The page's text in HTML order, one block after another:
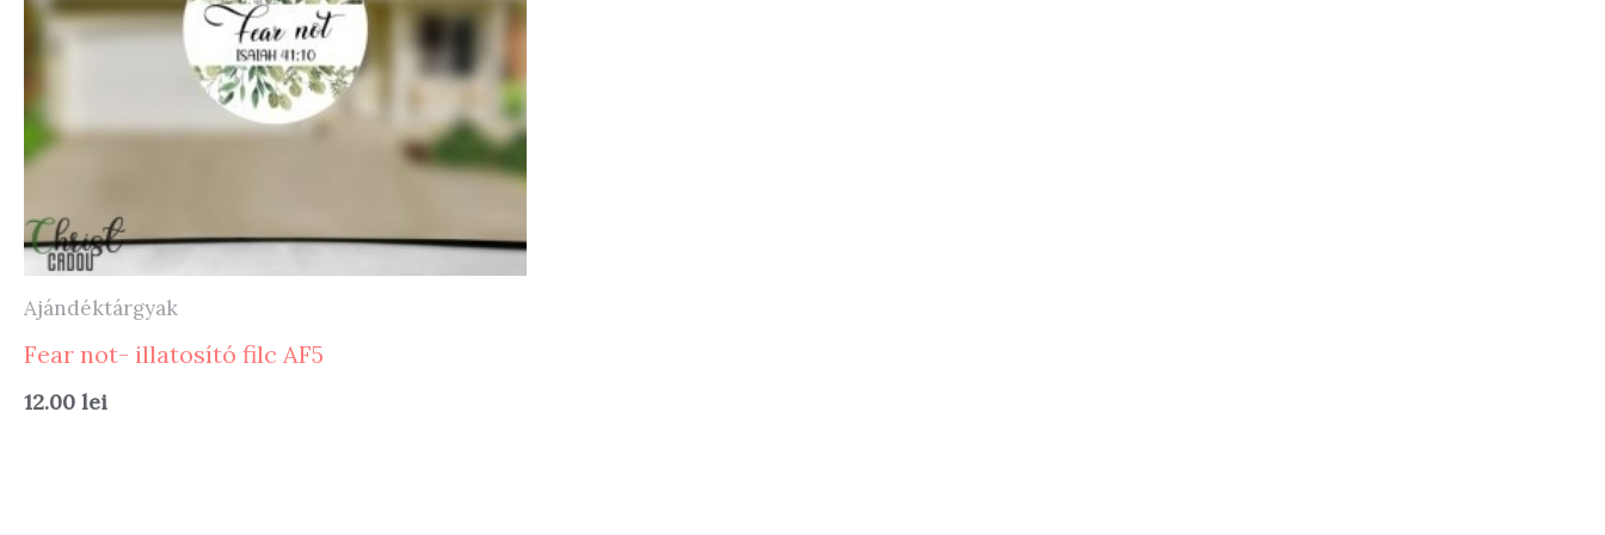
Ajándéktárgyak
Fear not- illatosító filc AF5
12.00 lei